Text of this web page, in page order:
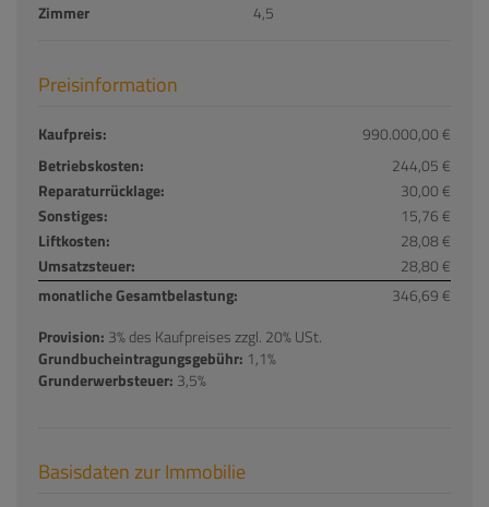
Zimmer 4,5
Preisinformation
Kaufpreis:
990.000,00 €
Betriebskosten:
244,05 €
Reparaturrücklage:
30,00 €
Sonstiges:
15,76 €
Liftkosten:
28,08 €
Umsatzsteuer:
28,80 €
monatliche Gesamtbelastung:
346,69 €
Provision: 3% des Kaufpreises zzgl. 20% USt.
Grundbucheintragungsgebühr: 1,1%
Grunderwerbsteuer: 3,5%
Basisdaten zur Immobilie